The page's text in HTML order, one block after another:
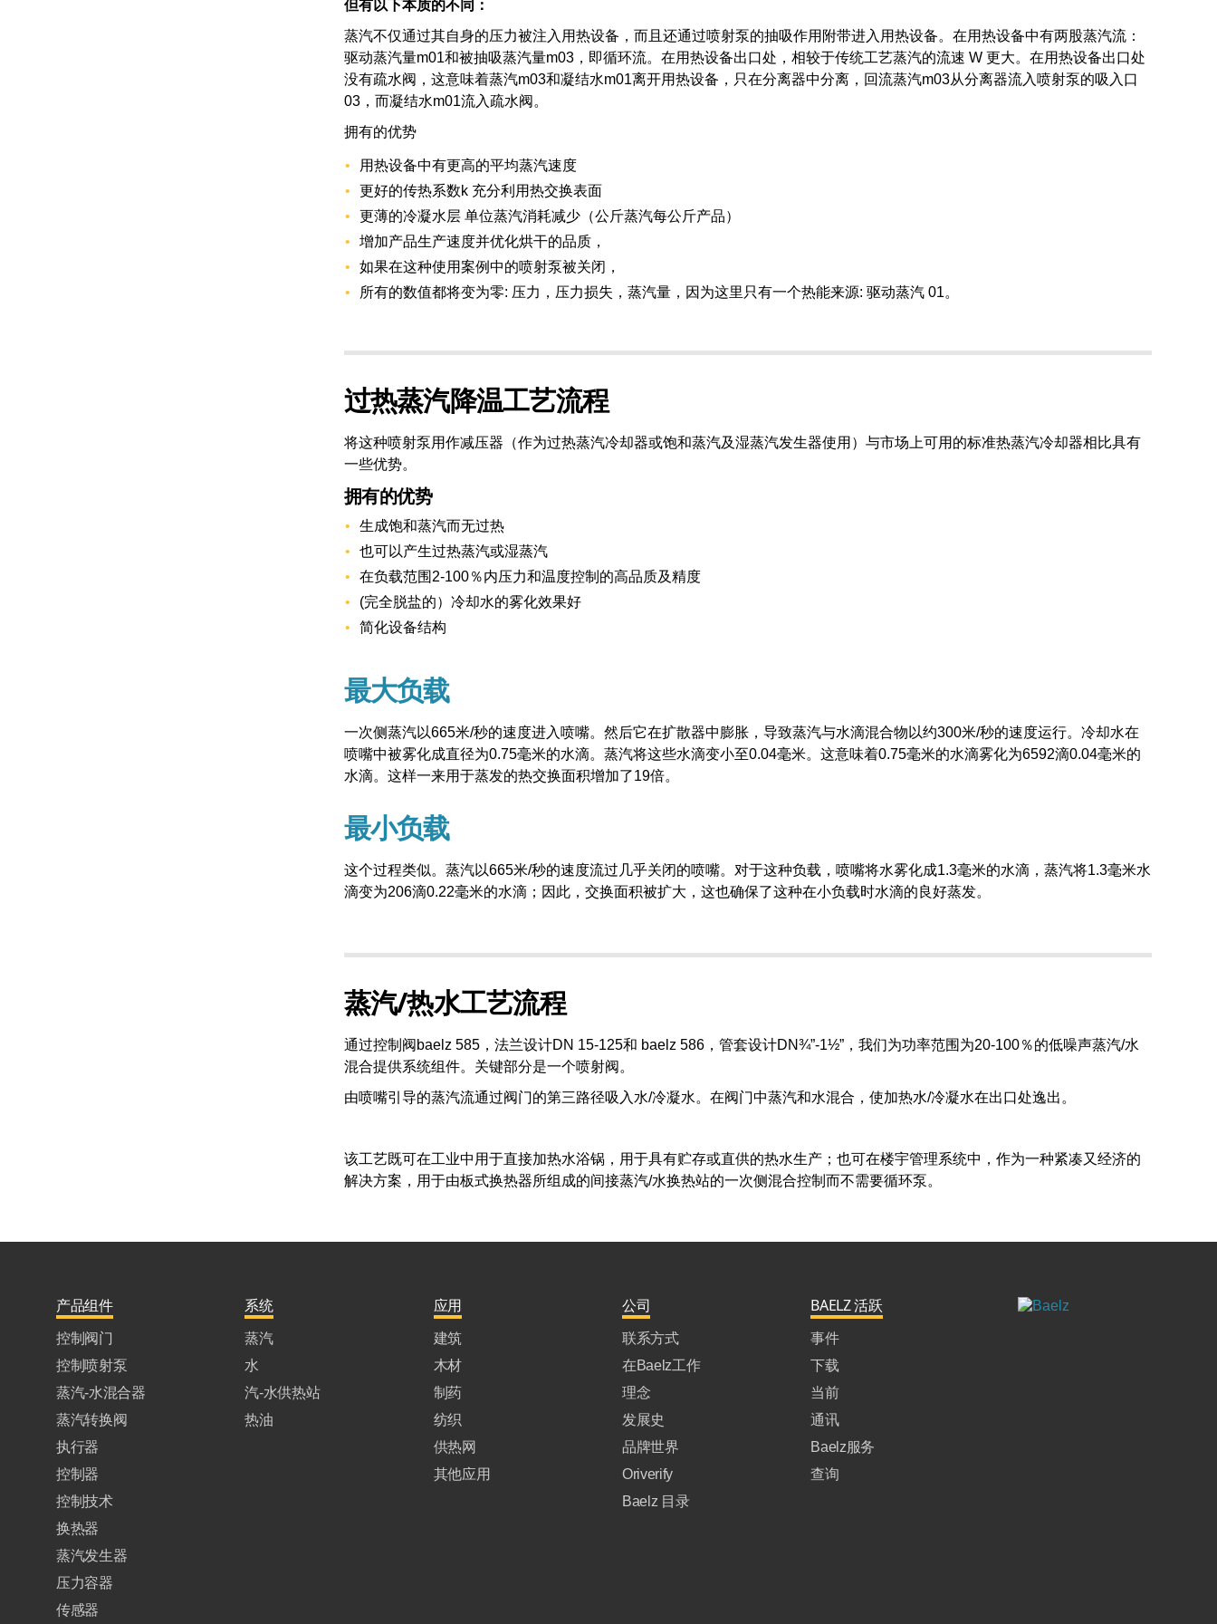
但有以下本质的不同：
蒸汽不仅通过其自身的压力被注入用热设备，而且还通过喷射泵的抽吸作用附带进入用热设备。在用热设备中有两股蒸汽流：
驱动蒸汽量m01和被抽吸蒸汽量m03，即循环流。在用热设备出口处，相较于传统工艺蒸汽的流速 W 更大。在用热设备出口处
没有疏水阀，这意味着蒸汽m03和凝结水m01离开用热设备，只在分离器中分离，回流蒸汽m03从分离器流入喷射泵的吸入口
03，而凝结水m01流入疏水阀。
拥有的优势
用热设备中有更高的平均蒸汽速度
更好的传热系数k 充分利用热交换表面
更薄的冷凝水层 单位蒸汽消耗减少（公斤蒸汽每公斤产品）
增加产品生产速度并优化烘干的品质，
如果在这种使用案例中的喷射泵被关闭，
所有的数值都将变为零: 压力，压力损失，蒸汽量，因为这里只有一个热能来源: 驱动蒸汽 01。
过热蒸汽降温工艺流程
将这种喷射泵用作减压器（作为过热蒸汽冷却器或饱和蒸汽及湿蒸汽发生器使用）与市场上可用的标准热蒸汽冷却器相比具有
一些优势。
拥有的优势
生成饱和蒸汽而无过热
也可以产生过热蒸汽或湿蒸汽
在负载范围2-100％内压力和温度控制的高品质及精度
(完全脱盐的）冷却水的雾化效果好
简化设备结构
最大负载
一次侧蒸汽以665米/秒的速度进入喷嘴。然后它在扩散器中膨胀，导致蒸汽与水滴混合物以约300米/秒的速度运行。冷却水在
喷嘴中被雾化成直径为0.75毫米的水滴。蒸汽将这些水滴变小至0.04毫米。这意味着0.75毫米的水滴雾化为6592滴0.04毫米的
水滴。这样一来用于蒸发的热交换面积增加了19倍。
最小负载
这个过程类似。蒸汽以665米/秒的速度流过几乎关闭的喷嘴。对于这种负载，喷嘴将水雾化成1.3毫米的水滴，蒸汽将1.3毫米水
滴变为206滴0.22毫米的水滴；因此，交换面积被扩大，这也确保了这种在小负载时水滴的良好蒸发。
蒸汽/热水工艺流程
通过控制阀baelz 585，法兰设计DN 15-125和 baelz 586，管套设计DN¾”-1½”，我们为功率范围为20-100％的低噪声蒸汽/水
混合提供系统组件。关键部分是一个喷射阀。
由喷嘴引导的蒸汽流通过阀门的第三路径吸入水/冷凝水。在阀门中蒸汽和水混合，使加热水/冷凝水在出口处逸出。
该工艺既可在工业中用于直接加热水浴锅，用于具有贮存或直供的热水生产；也可在楼宇管理系统中，作为一种紧凑又经济的
解决方案，用于由板式换热器所组成的间接蒸汽/水换热站的一次侧混合控制而不需要循环泵。
产品组件
控制阀门
控制喷射泵
蒸汽-水混合器
蒸汽转换阀
执行器
控制器
控制技术
换热器
蒸汽发生器
压力容器
传感器
系统
蒸汽
水
汽-水供热站
热油
应用
建筑
木材
制药
纺织
供热网
其他应用
公司
联系方式
在Baelz工作
理念
发展史
品牌世界
Oriverify
Baelz 目录
BAELZ 活跃
事件
下载
当前
通讯
Baelz服务
查询